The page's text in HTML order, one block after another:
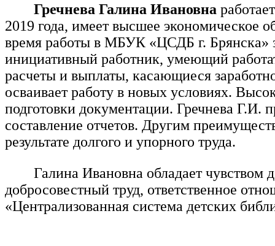
Гречнева Галина Ивановна
2019 года, имеет высшее экономическое
время работы в МБУК «ЦСДБ г. Брянска»
инициативный работник, умеющий
расчеты и выплаты, касающиеся
осваивает работу в новых условиях.
подготовки документации. Гречнева Г.И.
составление отчетов. Другим
результате долгого и упорного труда.
Галина Ивановна обладает чувством
добросовестный труд, ответственное
«Централизованная система детских